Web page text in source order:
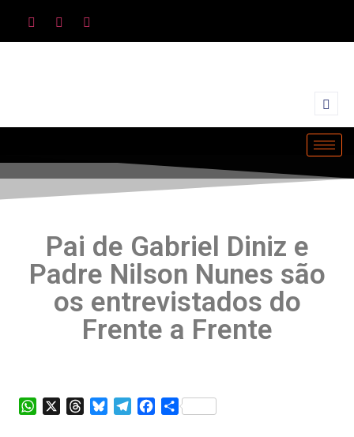
Pai de Gabriel Diniz e
Padre Nilson Nunes são
os entrevistados do
Frente a Frente
WhatsAppThreadsBlueskyTelegramFacebook
Share